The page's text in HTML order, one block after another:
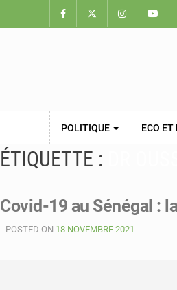
POLITIQUE ECO ET
ÉTIQUETTE :
Covid-19 au Sénégal :
POSTED ON 18 NOVEMBRE 2021